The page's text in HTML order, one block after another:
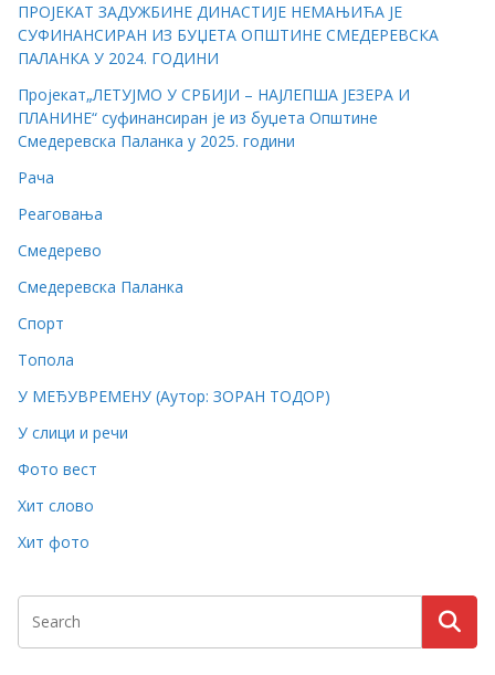
ПРОЈЕКАТ ЗАДУЖБИНЕ ДИНАСТИЈЕ НЕМАЊИЋА ЈЕ
СУФИНАНСИРАН ИЗ БУЏЕТА ОПШТИНЕ СМЕДЕРЕВСКА
ПАЛАНКА У 2024. ГОДИНИ
Пројекат„ЛЕТУЈМО У СРБИЈИ – НАЈЛЕПША ЈЕЗЕРА И
ПЛАНИНЕ“ суфинансиран је из буџета Општине
Смедеревска Паланка у 2025. години
Рача
Реаговања
Смедерево
Смедеревска Паланка
Спорт
Топола
У МЕЂУВРЕМЕНУ (Аутор: ЗОРАН ТОДОР)
У слици и речи
Фото вест
Хит слово
Хит фото